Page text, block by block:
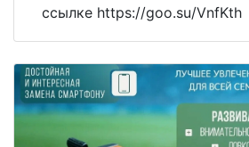
ссылке https://goo.su/VnfKth